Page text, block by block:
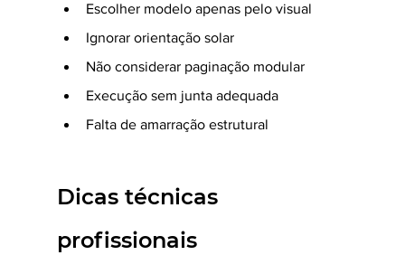
Escolher modelo apenas pelo visual
Ignorar orientação solar
Não considerar paginação modular
Execução sem junta adequada
Falta de amarração estrutural
Dicas técnicas
profissionais